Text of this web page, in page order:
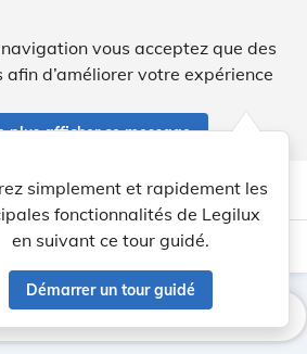
vous acceptez que des
d’améliorer votre expérience
plus afficher ce message
account_circle help Aide
simplement et rapidement les
fonctionnalités de Legilux
en suivant ce tour guidé.
Démarrer un tour guidé
light_mode dark_mode